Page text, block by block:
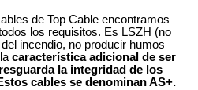
de Top Cable encontramos
los requisitos. Es LSZH (no
incendio, no producir humos
característica adicional de ser
la integridad de los
cables se denominan AS+.